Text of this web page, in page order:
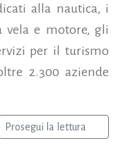
alla nautica, i
vela e motore, gli
per il turismo
2.300 aziende
Prosegui la lettura